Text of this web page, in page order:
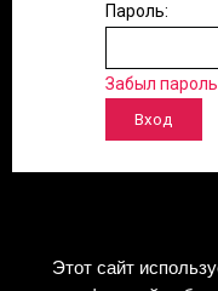
Пароль:
Забыл пароль
Этот сайт